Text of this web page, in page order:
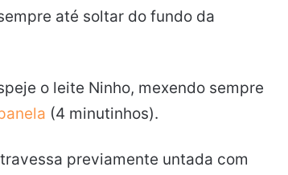
até soltar do fundo da
o leite Ninho, mexendo sempre
(4 minutinhos).
previamente untada com